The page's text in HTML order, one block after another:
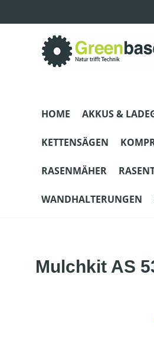
HOME AKKUS &
KETTENSÄGEN
RASENMÄHER
WANDHALTERUNGEN
Mulchkit AS